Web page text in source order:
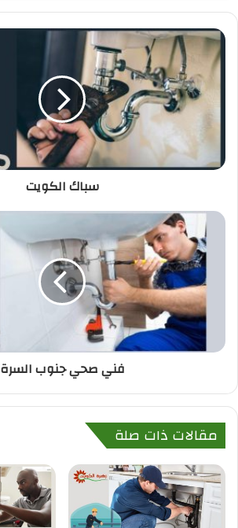
سباك الكويت
فني صحي جنوب السرة
مقالات ذات صلة